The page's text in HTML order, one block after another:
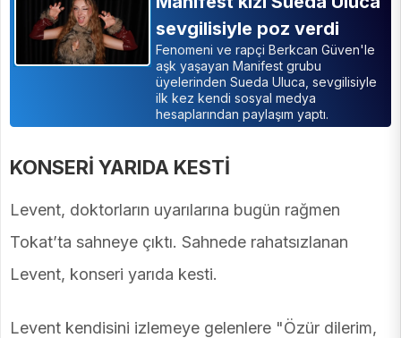
sevgilisiyle poz verdi
Fenomeni ve rapçi Berkcan Güven'le
aşk yaşayan Manifest grubu
üyelerinden Sueda Uluca, sevgilisiyle
ilk kez kendi sosyal medya
hesaplarından paylaşım yaptı.
KONSERİ YARIDA KESTİ
Levent, doktorların uyarılarına bugün rağmen
Tokat’ta sahneye çıktı. Sahnede rahatsızlanan
Levent, konseri yarıda kesti.
Levent kendisini izlemeye gelenlere "Özür dilerim,